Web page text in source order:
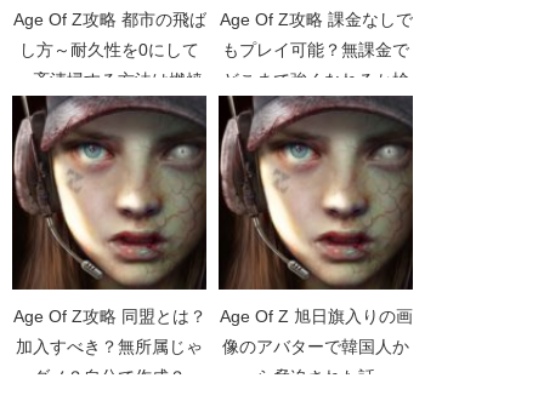
Age Of Z攻略 都市の飛ば
し方～耐久性を0にして
一斉清掃する方法は燃焼
時間がカギ
Age Of Z攻略 課金なしで
もプレイ可能？無課金で
どこまで強くなれるか検
証【キラキラギフトパッ
ク】
Age Of Z攻略 同盟とは？
加入すべき？無所属じゃ
ダメ？自分で作成？
Age Of Z 旭日旗入りの画
像のアバターで韓国人か
ら脅迫された話